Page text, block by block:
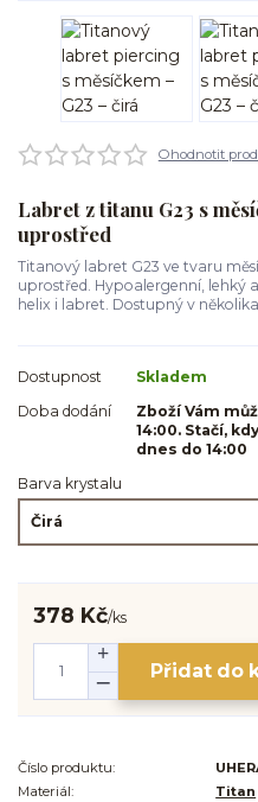
Ohodnotit
Labret z titanu G23 s
uprostřed
Titanový labret G23 ve tvaru
uprostřed. Hypoalergenní, lehký
helix i labret. Dostupný v
Dostupnost
Skladem
Doba dodání
Zboží Vám
14:00. Stačí,
dnes do 14:00
Barva krystalu
378 Kč/ks
Přidat do
Číslo produktu:
Materiál:
Titan